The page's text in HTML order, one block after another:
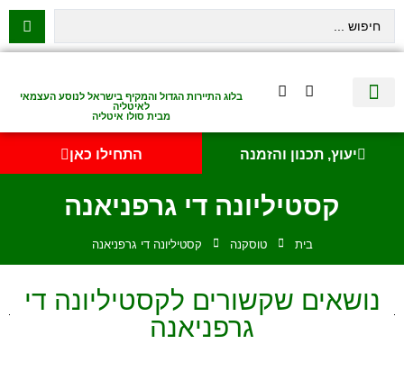
בלוג התיירות הגדול והמקיף בישראל לנוסע העצמאי
לאיטליה
מבית סולו איטליה
יעוץ, תכנון והזמנה התחילו כאן
קסטיליונה די גרפניאנה
בית טוסקנה קסטיליונה די גרפניאנה
נושאים שקשורים לקסטיליונה די
גרפניאנה